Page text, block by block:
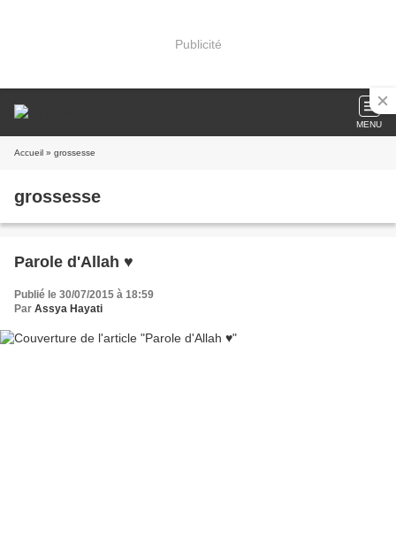
Publicité
MENU
Accueil » grossesse
grossesse
Parole d'Allah ♥
Publié le 30/07/2015 à 18:59
Par Assya Hayati